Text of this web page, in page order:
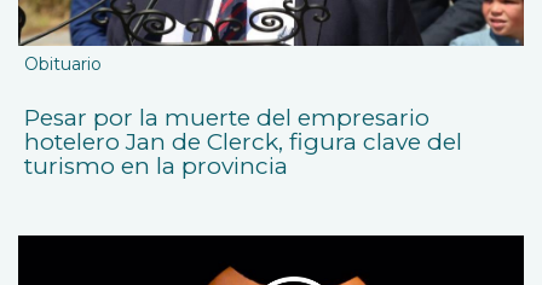
Obituario
Pesar por la muerte del empresario
hotelero Jan de Clerck, figura clave del
turismo en la provincia